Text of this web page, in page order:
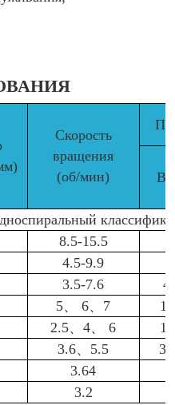
Скорость
вращения
(об/мин)
8.5-15.5
4.5-9.9
3.5-7.6
5、 6、7
2.5、4、 6
3.6、5.5
3.64
3.2